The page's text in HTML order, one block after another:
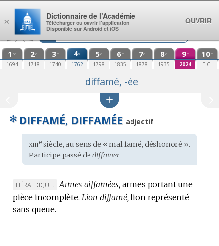
Aller au contenu
1 re
1694
2e
1718
3e
1740
4e
1762
5e
1798
6e
1835
7e
1878
8e
1935
9e
2024
10e
E.C.
diffamé, -ée
✻ DIFFAMÉ, DIFFAMÉE adjectif
Étymologie
:
xiiiesiècle, au sens de « mal famé, déshonoré ».
Participe passé de diffamer.
MARQUE
DE
DOMAINE
HÉRALDIQUE. Armes diffamées, armes portant une
pièce incomplète. Lion diffamé, lion représenté
sans queue.
×
Dictionnaire de l’Académie
Télécharger ou ouvrir l’application
Disponible sur Android et iOS
OUVRIR